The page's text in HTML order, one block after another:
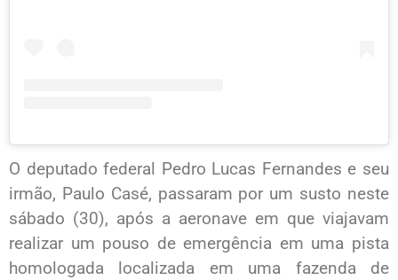
O deputado federal Pedro Lucas Fernandes e seu
irmão, Paulo Casé, passaram por um susto neste
sábado (30), após a aeronave em que viajavam
realizar um pouso de emergência em uma pista
homologada localizada em uma fazenda de